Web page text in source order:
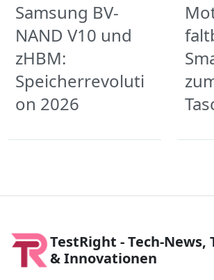
Samsung BV-
NAND V10 und
zHBM:
Speicherrevoluti
on 2026
TestRight - Tech-
& Innovationen